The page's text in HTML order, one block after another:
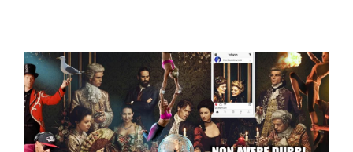
Ingrandisci
immagine